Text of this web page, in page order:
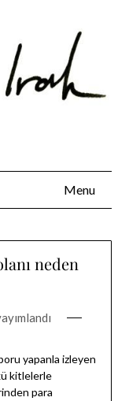
Menu
neden
yapanla izleyen
kitlelerle
para